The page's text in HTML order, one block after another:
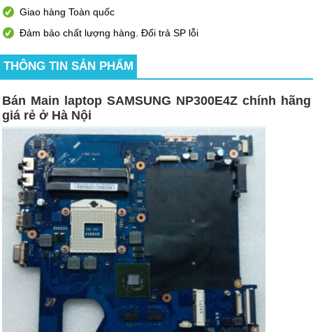
Giao hàng Toàn quốc
Đảm bảo chất lượng hàng. Đổi trả SP lỗi
THÔNG TIN SẢN PHẨM
Bán Main laptop SAMSUNG NP300E4Z chính hãng
giá rẻ ở Hà Nội